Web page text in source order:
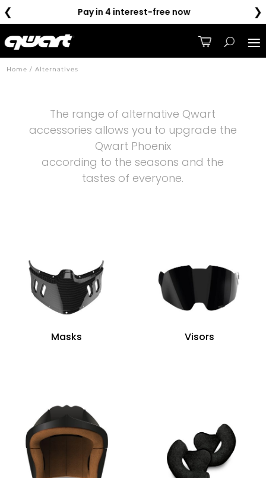
❮ Pay in 4 interest-free now ❯
Home / Alternatives
The range of alternative Qwart
accessories allows you to upgrade the
Qwart Phoenix
according to the seasons and the
tastes of everyone.
Masks Visors